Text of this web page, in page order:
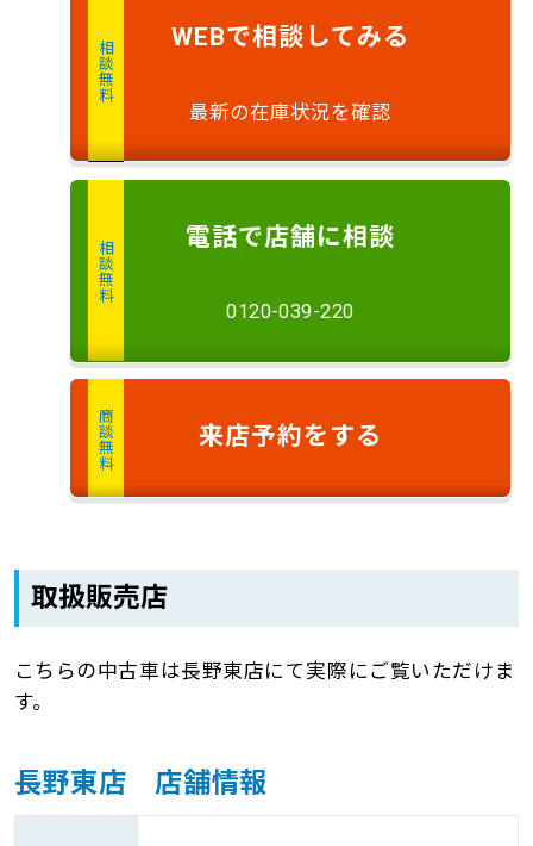
相談無料
WEBで相談 してみる
最新の在庫状況を確認
相談無料
電話で店舗に相談
0120-039-220
商談無料 来店予約をする
取扱販売店
こちらの中古車は長野東店にて実際にご覧いただけま
す。
長野東店 店舗情報